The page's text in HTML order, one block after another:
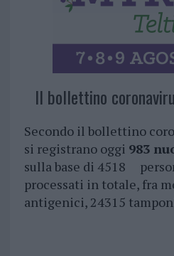
Il bollettino
Secondo il bollettino
si registrano oggi 983
sulla base di 4518
processati in totale, fra
antigenici, 24315